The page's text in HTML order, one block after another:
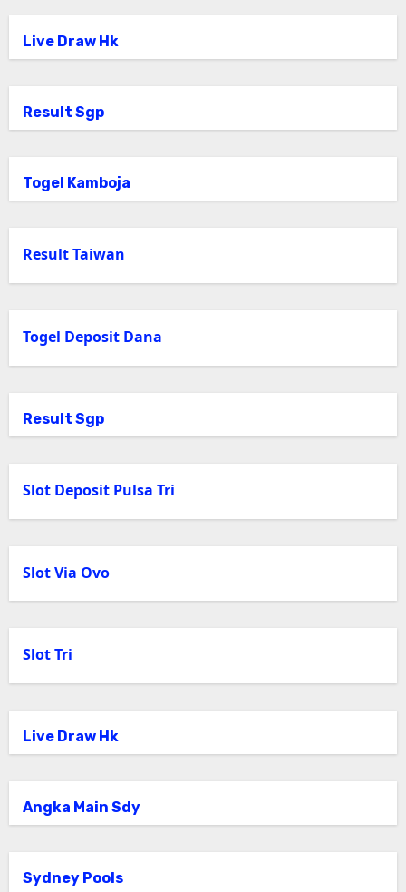
Live Draw Hk
Result Sgp
Togel Kamboja
Result Taiwan
Togel Deposit Dana
Result Sgp
Slot Deposit Pulsa Tri
Slot Via Ovo
Slot Tri
Live Draw Hk
Angka Main Sdy
Sydney Pools